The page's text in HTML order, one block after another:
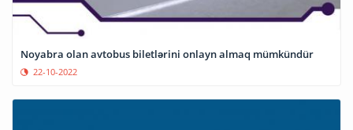
Noyabra olan avtobus biletlərini onlayn almaq mümkündür
22-10-2022